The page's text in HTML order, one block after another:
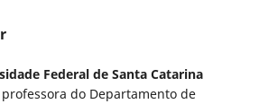
Federal de Santa Catarina
do Departamento de